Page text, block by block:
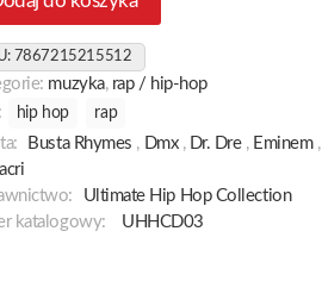
7867215215512
muzyka, rap / hip-hop
hip hop rap
Busta Rhymes , Dmx, Dr. Dre, Eminem,
Ultimate Hip Hop Collection
katalogowy:
UHHCD03